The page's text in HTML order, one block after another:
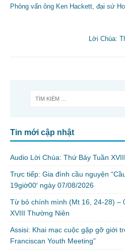
Phỏng vấn ông Ken Hackett, đại sứ
Lời Chúa:
Tin mới cập nhật
Audio Lời Chúa: Thứ Bảy Tuần
Trực tiếp: Gia đình cầu nguyện
19giờ00′ ngày 07/08/2026
Từ bỏ chính mình (Mt 16, 24-28) –
XVIII Thường Niên
Assisi: Khai mạc cuộc gặp gỡ giới
Franciscan Youth Meeting”